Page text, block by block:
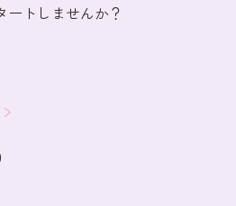
トしませんか？